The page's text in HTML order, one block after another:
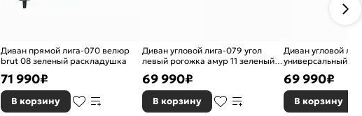
Диван прямой лига-070 велюр
brut 08 зеленый раскладушка
71 990₽
В корзину
Диван угловой лига-079 угол
левый рогожка амур 11 зеленый
69 990₽
В корзину
Диван угловой
универсальный
69 990₽
В корзину